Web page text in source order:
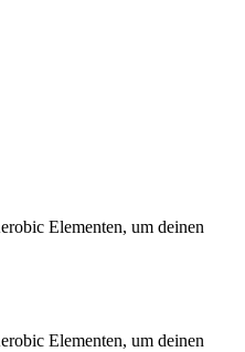
Elementen, um deinen
Elementen, um deinen